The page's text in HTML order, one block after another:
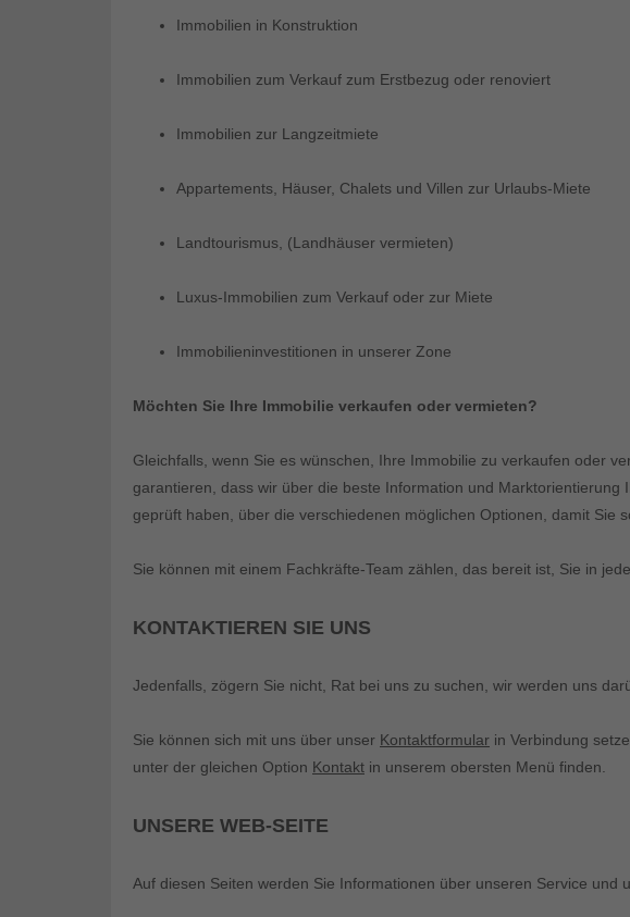
Immobilien in Konstruktion
Immobilien zum Verkauf zum Erstbezug oder renoviert
Immobilien zur Langzeitmiete
Appartements, Häuser, Chalets und Villen zur Urlaubs-Miete
Landtourismus, (Landhäuser vermieten)
Luxus-Immobilien zum Verkauf oder zur Miete
Immobilieninvestitionen in unserer Zone
Möchten Sie Ihre Immobilie verkaufen oder vermieten?
Gleichfalls, wenn Sie es wünschen, Ihre Immobilie zu verkaufen oder
garantieren, dass wir über die beste Information und
geprüft haben, über die verschiedenen möglichen Optionen, damit Sie
Sie können mit einem Fachkräfte-Team zählen, das bereit ist, Sie in
KONTAKTIEREN SIE UNS
Jedenfalls, zögern Sie nicht, Rat bei uns zu suchen, wir werden uns
Sie können sich mit uns über unser Kontaktformular in Verbindung
unter der gleichen Option Kontakt in unserem obersten Menü finden.
UNSERE WEB-SEITE
Auf diesen Seiten werden Sie Informationen über unseren Service und